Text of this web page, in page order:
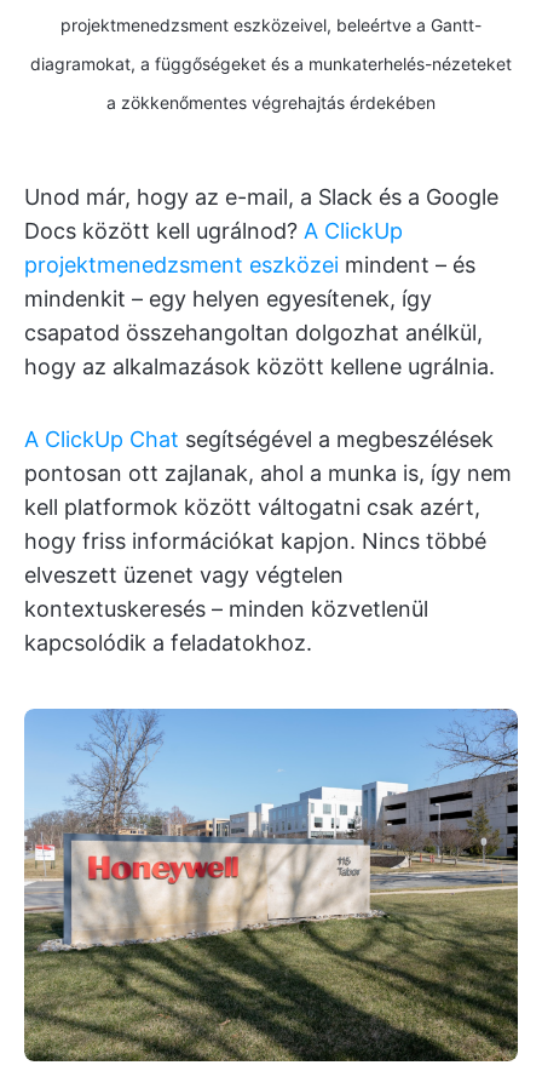
projektmenedzsment eszközeivel, beleértve a Gantt-
diagramokat, a függőségeket és a munkaterhelés-nézeteket
a zökkenőmentes végrehajtás érdekében
Unod már, hogy az e-mail, a Slack és a Google
Docs között kell ugrálnod? A ClickUp
projektmenedzsment eszközei mindent – és
mindenkit – egy helyen egyesítenek, így
csapatod összehangoltan dolgozhat anélkül,
hogy az alkalmazások között kellene ugrálnia.
A ClickUp Chat segítségével a megbeszélések
pontosan ott zajlanak, ahol a munka is, így nem
kell platformok között váltogatni csak azért,
hogy friss információkat kapjon. Nincs többé
elveszett üzenet vagy végtelen
kontextuskeresés – minden közvetlenül
kapcsolódik a feladatokhoz.